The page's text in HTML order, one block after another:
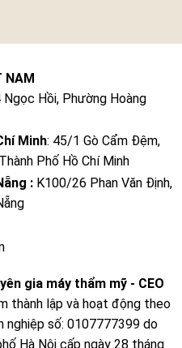
NAM
Hồi, Phường Hoàng
Minh: 45/1 Gò Cẩm Đệm,
Phố Hồ Chí Minh
:K100/26 Phan Văn Định,
gia máy thẩm mỹ - CEO
thành lập và hoạt động theo
nghiệp số: 0107777399 do
Hà Nội cấp ngày 28 tháng